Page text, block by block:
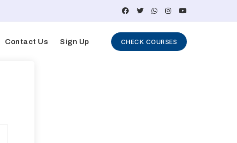
Contact Us Sign Up CHECK COURSES